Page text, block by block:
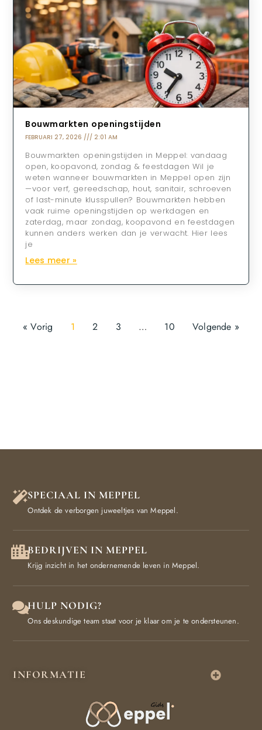
Bouwmarkten openingstijden
FEBRUARI 27, 2026 2:01 AM
Bouwmarkten openingstijden in Meppel: vandaag
open, koopavond, zondag & feestdagen Wil je
weten wanneer bouwmarkten in Meppel open zijn
—voor verf, gereedschap, hout, sanitair, schroeven
of last-minute klusspullen? Bouwmarkten hebben
vaak ruime openingstijden op werkdagen en
zaterdag, maar zondag, koopavond en feestdagen
kunnen anders werken dan je verwacht. Hier lees
je
Lees meer »
« Vorig 1 2 3 … 10 Volgende »
SPECIAAL IN MEPPEL
Ontdek de verborgen juweeltjes van Meppel.
BEDRIJVEN IN MEPPEL
Krijg inzicht in het ondernemende leven in Meppel.
HULP NODIG?
Ons deskundige team staat voor je klaar om je te ondersteunen.
INFORMATIE